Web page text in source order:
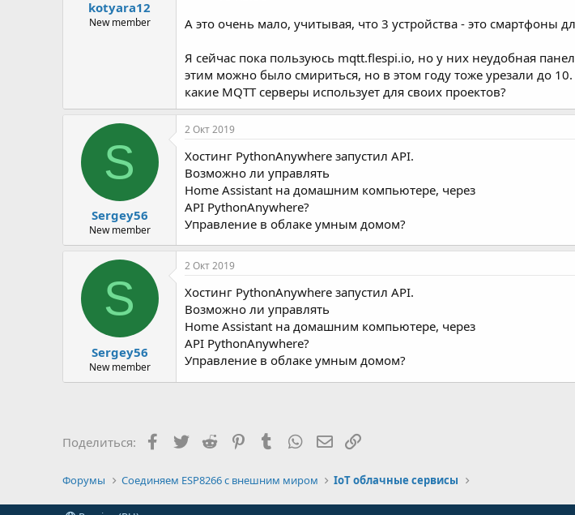
kotyara12
New member
А это очень мало, учитывая, что 3 устройства - это смартфоны
Я сейчас пока пользуюсь mqtt.flespi.io, но у них неудобная
этим можно было смириться, но в этом году тоже урезали до
какие MQTT серверы использует для своих проектов?
S
Sergey56
New member
2 Окт 2019
Хостинг PythonAnywhere запустил API.
Возможно ли управлять
Home Assistant на домашним компьютере, через
API PythonAnywhere?
Управление в облаке умным домом?
S
Sergey56
New member
2 Окт 2019
Хостинг PythonAnywhere запустил API.
Возможно ли управлять
Home Assistant на домашним компьютере, через
API PythonAnywhere?
Управление в облаке умным домом?
Поделиться: Facebook
TwitterReddit PinterestTumblr WhatsApp
Электронная почта
Ссылка
Форумы Соединяем ESP8266 с внешним миром IoT облачные сервисы